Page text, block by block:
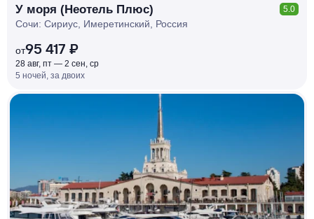
У моря (Неотель Плюс) 5.0
Сочи: Сириус, Имеретинский, Россия
от95 417 ₽
28 авг, пт — 2 сен, ср
5 ночей, за двоих
РУБЛЯ
МИ
Д
О 7